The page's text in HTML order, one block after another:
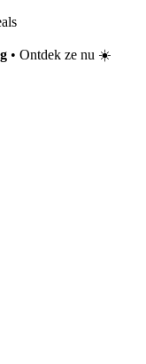
• Ontdek ze nu ☀️